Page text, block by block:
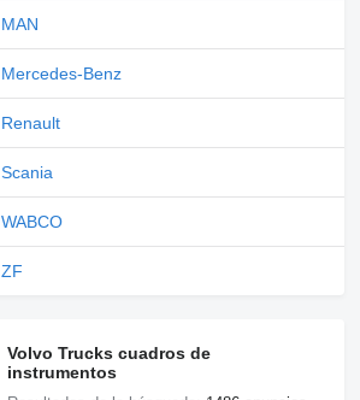
MAN
Mercedes-Benz
Renault
Scania
WABCO
ZF
Volvo Trucks cuadros de
instrumentos